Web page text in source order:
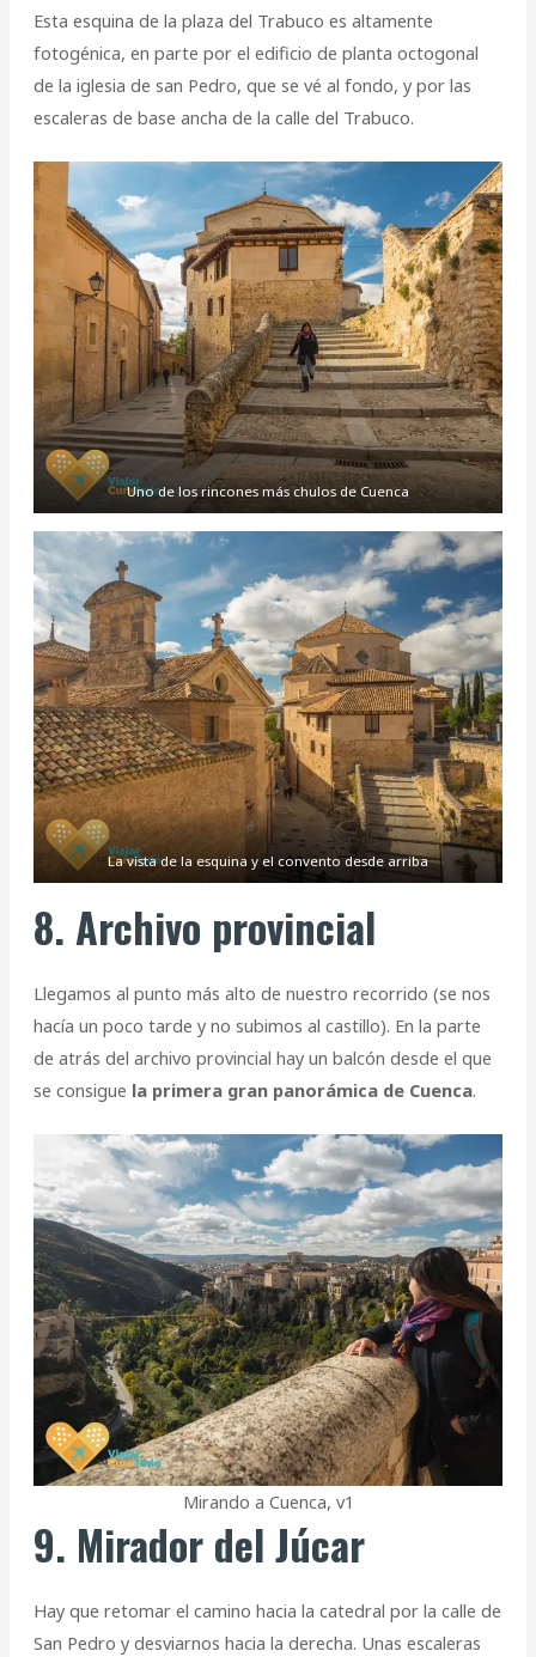
Esta esquina de la plaza del Trabuco es altamente
fotogénica, en parte por el edificio de planta octogonal
de la iglesia de san Pedro, que se vé al fondo, y por las
escaleras de base ancha de la calle del Trabuco.
Uno de los rincones más chulos de Cuenca
La vista de la esquina y el convento desde arriba
8. Archivo provincial
Llegamos al punto más alto de nuestro recorrido (se nos
hacía un poco tarde y no subimos al castillo). En la parte
de atrás del archivo provincial hay un balcón desde el que
se consigue la primera gran panorámica de Cuenca.
Mirando a Cuenca, v1
9. Mirador del Júcar
Hay que retomar el camino hacia la catedral por la calle de
San Pedro y desviarnos hacia la derecha. Unas escaleras